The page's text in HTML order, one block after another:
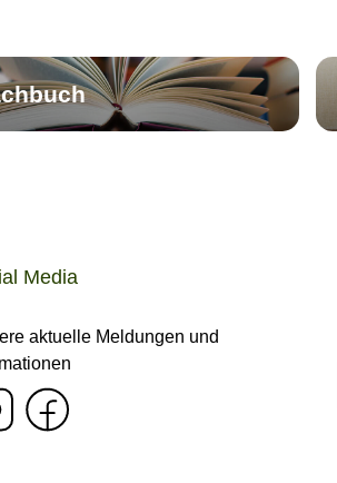
Media
aktuelle Meldungen und